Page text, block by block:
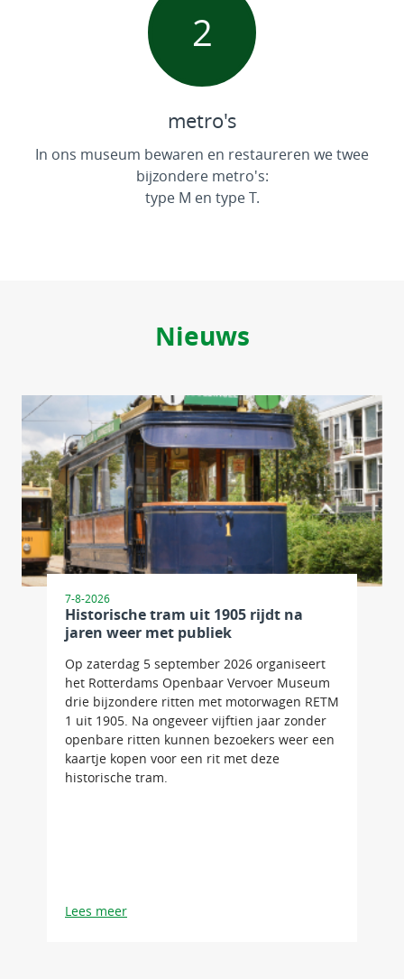
2
metro's
In ons museum bewaren en restaureren we twee
bijzondere metro's:
type M en type T.
Nieuws
7-8-2026
Historische tram uit 1905 rijdt na
jaren weer met publiek
Op zaterdag 5 september 2026 organiseert
het Rotterdams Openbaar Vervoer Museum
drie bijzondere ritten met motorwagen RETM
1 uit 1905. Na ongeveer vijftien jaar zonder
openbare ritten kunnen bezoekers weer een
kaartje kopen voor een rit met deze
historische tram.
Lees meer